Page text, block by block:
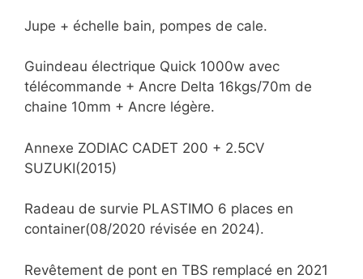
Jupe + échelle bain, pompes de cale.
Guindeau électrique Quick 1000w avec
télécommande + Ancre Delta 16kgs/70m de
chaine 10mm + Ancre légère.
Annexe ZODIAC CADET 200 + 2.5CV
SUZUKI(2015)
Radeau de survie PLASTIMO 6 places en
container(08/2020 révisée en 2024).
Revêtement de pont en TBS remplacé en 2021